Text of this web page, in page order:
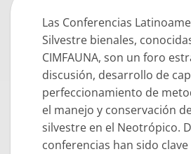
Las Conferencias
Silvestre bienales,
CIMFAUNA, son un foro
discusión, desarrollo de
perfeccionamiento de
el manejo y conservación
silvestre en el Neotrópico.
conferencias han sido